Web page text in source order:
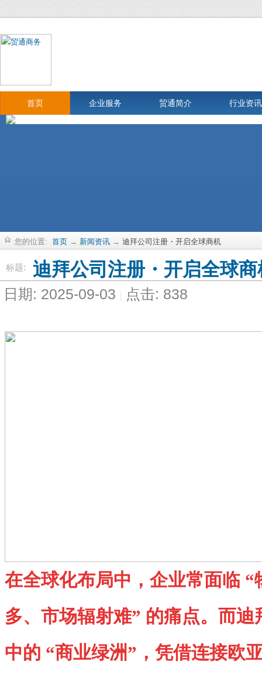
首页 企业服务 贸通简介 行业资讯
您的位置: 首页 → 新闻资讯 → 迪拜公司注册・开启全球商机
标题: 迪拜公司注册・开启全球商
日期: 2025-09-03 点击: 838
在全球化布局中，企业常面临
多、市场辐射难” 的痛点。而
中的 “商业绿洲”，凭借连接欧